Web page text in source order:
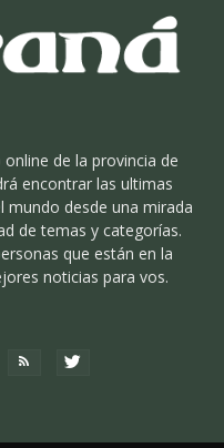
de la provincia de
encontrar las ultimas
mundo desde una mirada
de temas y categorías.
que están en la
noticias para vos.